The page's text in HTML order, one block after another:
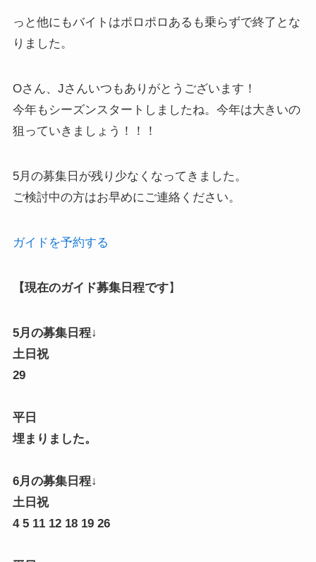
っと他にもバイトはポロポロあるも乗らずで終了とな
りました。
Oさん、Jさんいつもありがとうございます！
今年もシーズンスタートしましたね。今年は大きいの
狙っていきましょう！！！
5月の募集日が残り少なくなってきました。
ご検討中の方はお早めにご連絡ください。
ガイドを予約する
【現在のガイド募集日程です】
5月の募集日程↓
土日祝
29
平日
埋まりました。
6月の募集日程↓
土日祝
4 5 11 12 18 19 26